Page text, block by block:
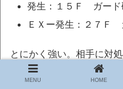
発生：１５Ｆ ガード
ＥＸー発生：２７Ｆ
とにかく強い。相手に対
振っていい。
MENU HOME